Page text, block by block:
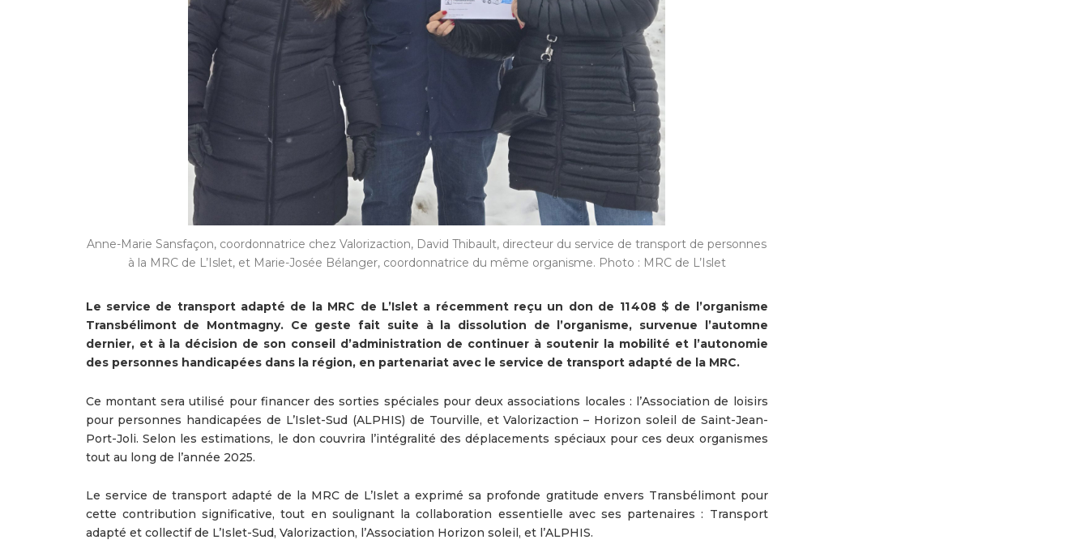
Anne-Marie Sansfaçon, coordonnatrice chez Valorizaction, David Thibault, directeur du service de transport de personnes
à la MRC de L’Islet, et Marie-Josée Bélanger, coordonnatrice du même organisme. Photo : MRC de L’Islet
Le service de transport adapté de la MRC de L’Islet a récemment reçu un don de 11 408 $ de l’organisme
Transbélimont de Montmagny. Ce geste fait suite à la dissolution de l’organisme, survenue l’automne
dernier, et à la décision de son conseil d’administration de continuer à soutenir la mobilité et l’autonomie
des personnes handicapées dans la région, en partenariat avec le service de transport adapté de la MRC.
Ce montant sera utilisé pour financer des sorties spéciales pour deux associations locales : l’Association de loisirs
pour personnes handicapées de L’Islet-Sud (ALPHIS) de Tourville, et Valorizaction – Horizon soleil de Saint-Jean-
Port-Joli. Selon les estimations, le don couvrira l’intégralité des déplacements spéciaux pour ces deux organismes
tout au long de l’année 2025.
Le service de transport adapté de la MRC de L’Islet a exprimé sa profonde gratitude envers Transbélimont pour
cette contribution significative, tout en soulignant la collaboration essentielle avec ses partenaires : Transport
adapté et collectif de L’Islet-Sud, Valorizaction, l’Association Horizon soleil, et l’ALPHIS.